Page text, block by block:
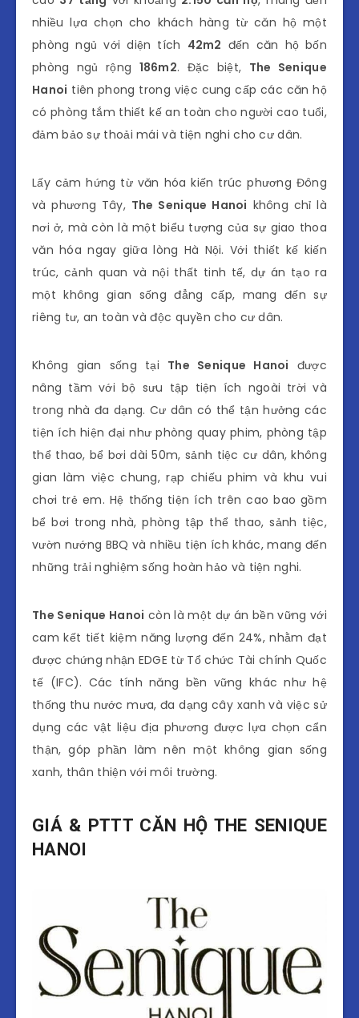
nhiều lựa chọn cho khách hàng từ căn hộ một
phòng ngủ với diện tích 42m2 đến căn hộ bốn
phòng ngủ rộng 186m2. Đặc biệt, The Senique
Hanoi tiên phong trong việc cung cấp các căn hộ
có phòng tắm thiết kế an toàn cho người cao tuổi,
đảm bảo sự thoải mái và tiện nghi cho cư dân.
Lấy cảm hứng từ văn hóa kiến trúc phương Đông
và phương Tây, The Senique Hanoi không chỉ là
nơi ở, mà còn là một biểu tượng của sự giao thoa
văn hóa ngay giữa lòng Hà Nội. Với thiết kế kiến
trúc, cảnh quan và nội thất tinh tế, dự án tạo ra
một không gian sống đẳng cấp, mang đến sự
riêng tư, an toàn và độc quyền cho cư dân.
Không gian sống tại The Senique Hanoi được
nâng tầm với bộ sưu tập tiện ích ngoài trời và
trong nhà đa dạng. Cư dân có thể tận hưởng các
tiện ích hiện đại như phòng quay phim, phòng tập
thể thao, bể bơi dài 50m, sảnh tiệc cư dân, không
gian làm việc chung, rạp chiếu phim và khu vui
chơi trẻ em. Hệ thống tiện ích trên cao bao gồm
bể bơi trong nhà, phòng tập thể thao, sảnh tiệc,
vườn nướng BBQ và nhiều tiện ích khác, mang đến
những trải nghiệm sống hoàn hảo và tiện nghi.
The Senique Hanoi còn là một dự án bền vững với
cam kết tiết kiệm năng lượng đến 24%, nhằm đạt
được chứng nhận EDGE từ Tổ chức Tài chính Quốc
tế (IFC). Các tính năng bền vững khác như hệ
thống thu nước mưa, đa dạng cây xanh và việc sử
dụng các vật liệu địa phương được lựa chọn cẩn
thận, góp phần làm nên một không gian sống
xanh, thân thiện với môi trường.
GIÁ & PTTT CĂN HỘ THE SENIQUE
HANOI